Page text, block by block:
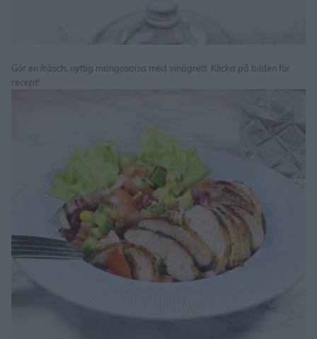
Gör en fräsch, nyttig mangosalsa med vinägrett. Klicka på bilden för
recept!